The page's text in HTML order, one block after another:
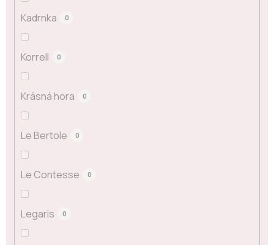
Kadrnka 0
Korrell 0
Krásná hora 0
Le Bertole 0
Le Contesse 0
Legaris 0